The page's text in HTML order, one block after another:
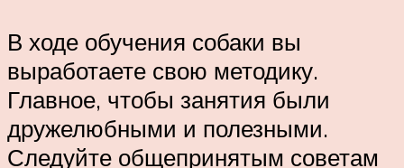
В ходе обучения собаки вы
выработаете свою методику.
Главное, чтобы занятия были
дружелюбными и полезными.
Следуйте общепринятым советам